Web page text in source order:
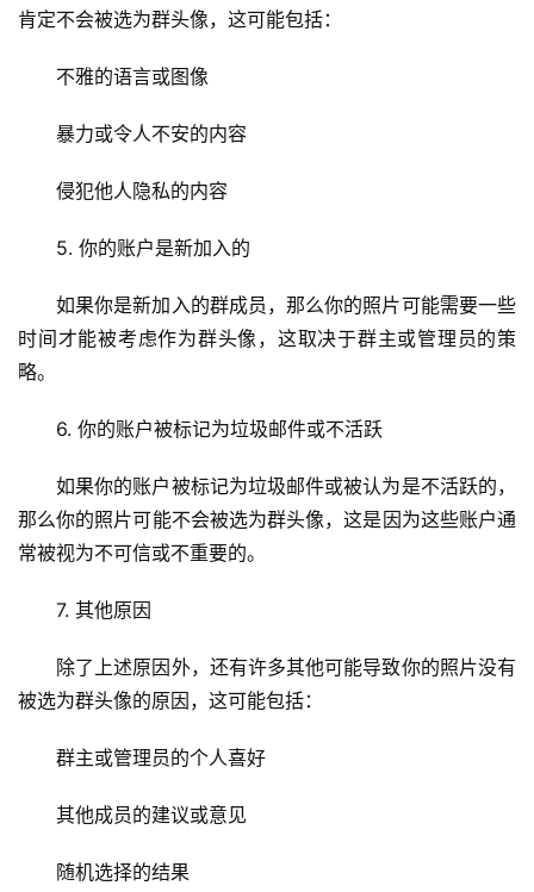
主
机
程
务
肯定不会被选为群头像，这可能包括：
不雅的语言或图像
暴力或令人不安的内容
侵犯他人隐私的内容
5. 你的账户是新加入的
如果你是新加入的群成员，那么你的照片可能需要一些
时间才能被考虑作为群头像，这取决于群主或管理员的策
略。
6. 你的账户被标记为垃圾邮件或不活跃
如果你的账户被标记为垃圾邮件或被认为是不活跃的，
那么你的照片可能不会被选为群头像，这是因为这些账户通
常被视为不可信或不重要的。
7. 其他原因
除了上述原因外，还有许多其他可能导致你的照片没有
被选为群头像的原因，这可能包括：
群主或管理员的个人喜好
其他成员的建议或意见
随机选择的结果